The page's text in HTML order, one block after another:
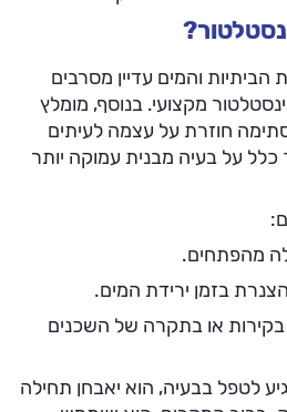
והמים עדיין מסרבים
מקצועי. בנוסף, מומלץ
חוזרת על עצמה לעיתים
על בעיה מבנית עמוקה יותר
מהפתחים.
בזמן ירידת המים.
בקירות או בתקרה של השכנים
לטפל בבעיה, הוא יאבחן תחילה